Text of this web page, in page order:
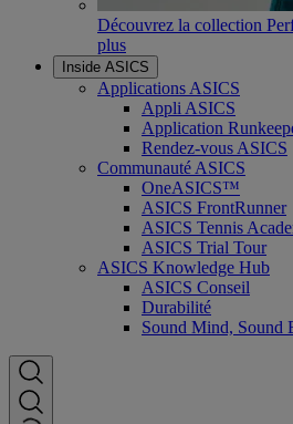
Découvrez la collection
plus
Inside ASICS
Applications ASICS
Appli ASICS
Application
Rendez-vous ASICS
Communauté ASICS
OneASICS™
ASICS FrontRunner
ASICS Tennis
ASICS Trial Tour
ASICS Knowledge Hub
ASICS Conseil
Durabilité
Sound Mind, Sound